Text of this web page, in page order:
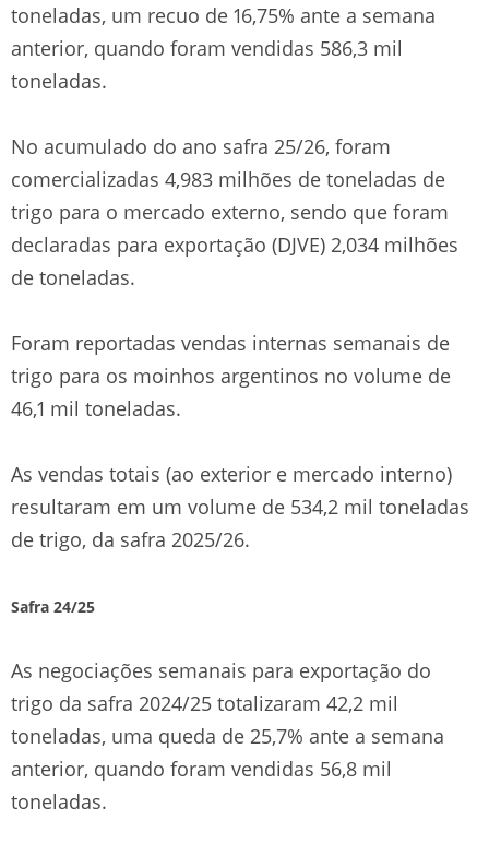
toneladas, um recuo de 16,75% ante a semana
anterior, quando foram vendidas 586,3 mil
toneladas.
No acumulado do ano safra 25/26, foram
comercializadas 4,983 milhões de toneladas de
trigo para o mercado externo, sendo que foram
declaradas para exportação (DJVE) 2,034 milhões
de toneladas.
Foram reportadas vendas internas semanais de
trigo para os moinhos argentinos no volume de
46,1 mil toneladas.
As vendas totais (ao exterior e mercado interno)
resultaram em um volume de 534,2 mil toneladas
de trigo, da safra 2025/26.
Safra 24/25
As negociações semanais para exportação do
trigo da safra 2024/25 totalizaram 42,2 mil
toneladas, uma queda de 25,7% ante a semana
anterior, quando foram vendidas 56,8 mil
toneladas.